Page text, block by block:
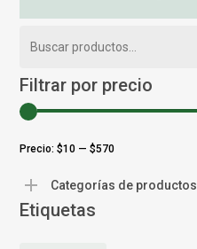
Buscar
Filtrar por precio
Precio:$10 —$570
Categorías de productos
Etiquetas